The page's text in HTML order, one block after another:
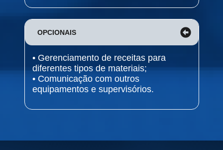
OPCIONAIS
• Gerenciamento de receitas para
diferentes tipos de materiais;
• Comunicação com outros
equipamentos e supervisórios.